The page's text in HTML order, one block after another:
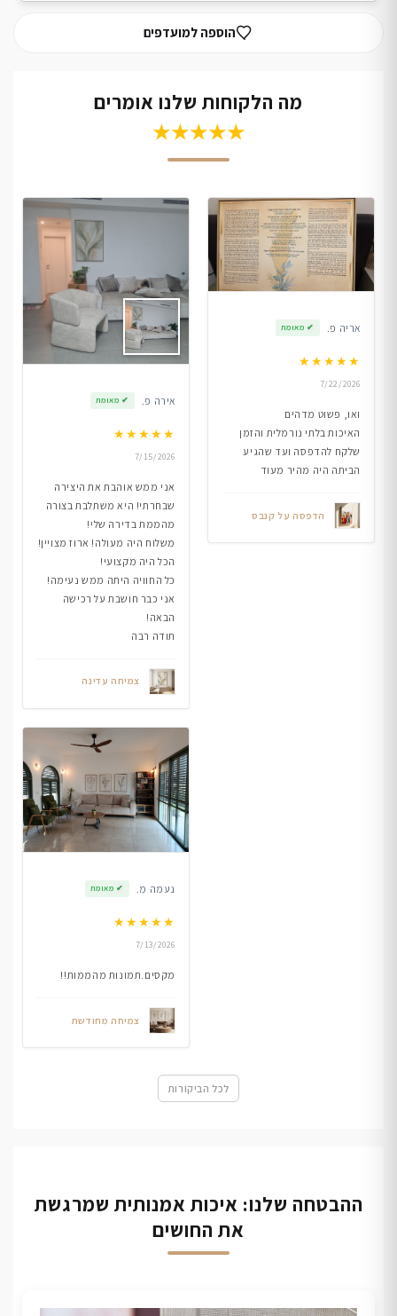
הוספה למועדפים
מה הלקוחות שלנו אומרים
★★★★★
אריה פ. ✔ מאומת
★★★★★
7/22/2026
ואו, פשוט מדהים
האיכות בלתי נורמלית והזמן
שלקח להדפסה ועד שהגיע
הביתה היה מהיר מעוד
הדפסה על קנבס
אירה פ. ✔ מאומת
★★★★★
7/15/2026
אני ממש אוהבת את היצירה
שבחרתי! היא משתלבת בצורה
מהממת בדירה שלי!
משלוח היה מעולה! ארוז מצויין!
הכל היה מקצועי!
כל החוויה היתה ממש נעימה!
אני כבר חושבת על רכישה
הבאה!
תודה רבה
צמיחה עדינה
נעמה מ. ✔ מאומת
★★★★★
7/13/2026
מקסים.תמונות מהממות!!
צמיחה מחודשת
לכל הביקורות
ההבטחה שלנו: איכות אמנותית שמרגשת
את החושים